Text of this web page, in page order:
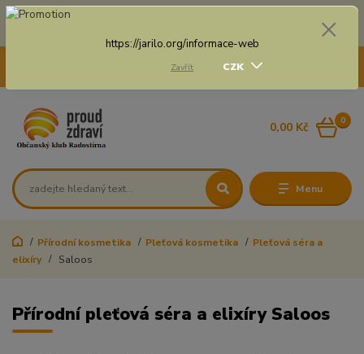
Doprava zdarma na některé druhy dopravy při nákupu
Menu
CZK
0
0,00 Kč
Přírodní kosmetika Pleťová kosmetika
Pleťová séra a
elixíry
Saloos
Přírodní pleťová séra a elixíry Saloos
https://jarilo.org/informace-web
Zavřít